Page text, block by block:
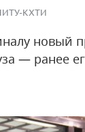
КХТИ
новый
— ранее